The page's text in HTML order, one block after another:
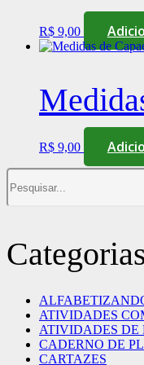
R$ 9,00
R$ 9,00
Pesquisa
ATIVIDADES
ATIVIDADES DE
CADERNO DE
CARTAZES